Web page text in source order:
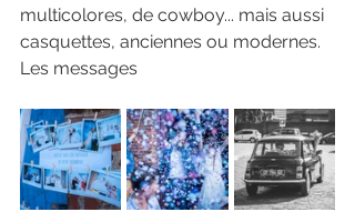
multicolores, de cowboy... mais aussi
casquettes, anciennes ou modernes.
Les messages